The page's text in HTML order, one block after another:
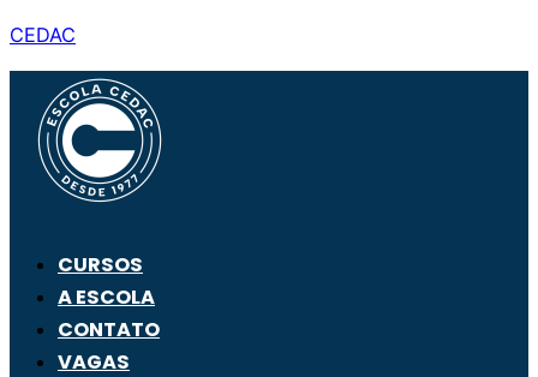
CEDAC
CURSOS
A ESCOLA
CONTATO
VAGAS